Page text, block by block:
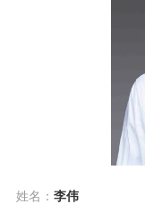
姓名： 李伟